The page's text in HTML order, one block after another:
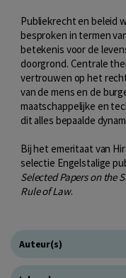
Publiekrecht en beleid
besproken in termen
betekenis voor de
doorgrond. Centrale
vertrouwen op het
van de mens en de
maatschappelijke en
dit alles bepaalde
Bij het emeritaat van
selectie Engelstalige
Selected Papers on the
Rule of Law.
Auteur(s)